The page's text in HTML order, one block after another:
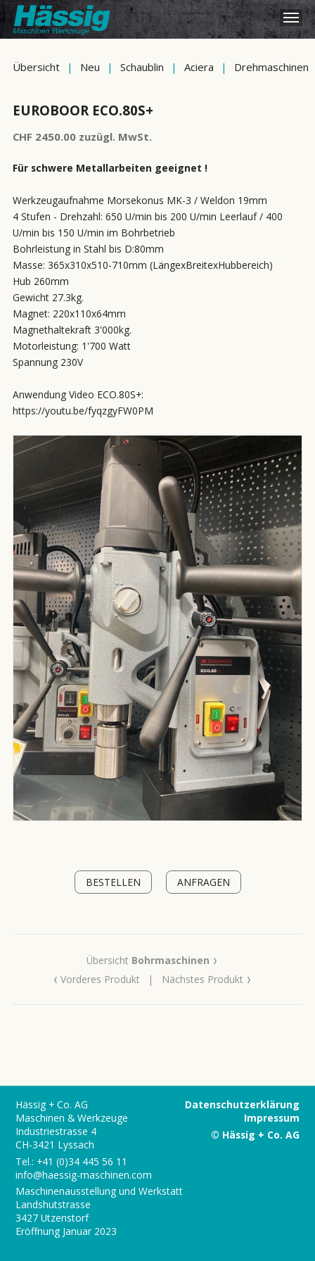
Übersicht | Neu | Schaublin | Aciera | Drehmaschinen
EUROBOOR ECO.80S+
CHF 2450.00 zuzügl. MwSt.
Für schwere Metallarbeiten geeignet !
Werkzeugaufnahme Morsekonus MK-3 / Weldon 19mm
4 Stufen - Drehzahl: 650 U/min bis 200 U/min Leerlauf / 400
U/min bis 150 U/min im Bohrbetrieb
Bohrleistung in Stahl bis D:80mm
Masse: 365x310x510-710mm (LängexBreitexHubbereich)
Hub 260mm
Gewicht 27.3kg.
Magnet: 220x110x64mm
Magnethaltekraft 3'000kg.
Motorleistung: 1'700 Watt
Spannung 230V
Anwendung Video ECO.80S+:
https://youtu.be/fyqzgyFW0PM
BESTELLEN ANFRAGEN
Übersicht Bohrmaschinen ›
‹ Vorderes Produkt | Nächstes Produkt ›
Hässig + Co. AG
Maschinen & Werkzeuge
Industriestrasse 4
CH-3421 Lyssach
Tel.: +41 (0)34 445 56 11
info@haessig-maschinen.com
Maschinenausstellung und Werkstatt
Landshutstrasse
3427 Utzenstorf
Eröffnung Januar 2023
Datenschutzerklärung
Impressum
© Hässig + Co. AG